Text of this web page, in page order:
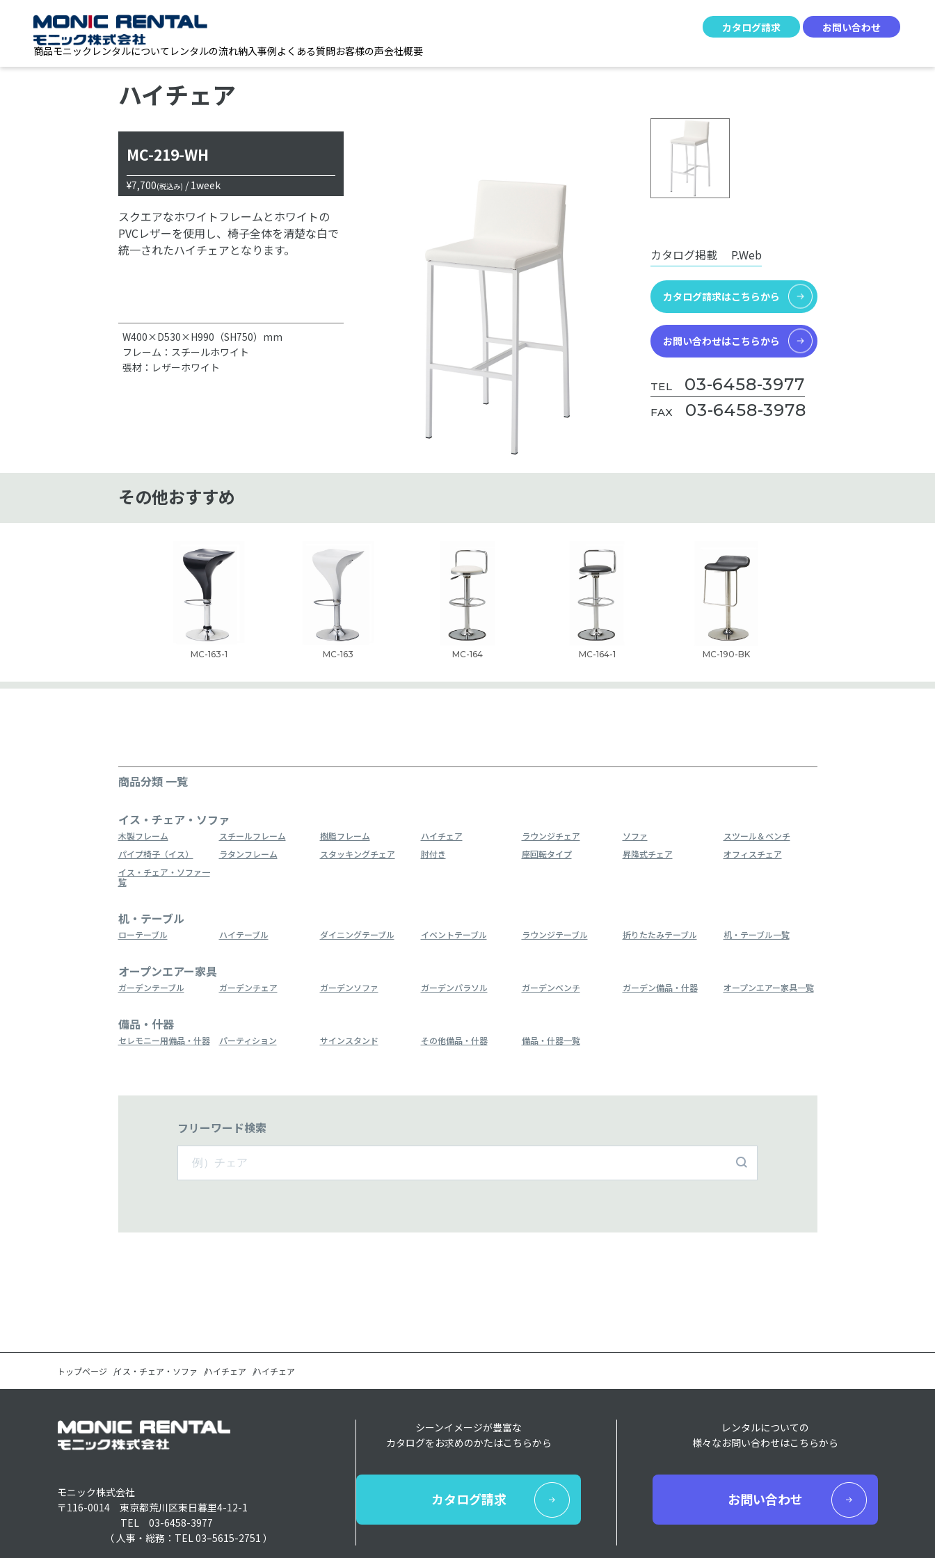
カタログ請求
お問い合わせ
商品モニックレンタルについて レンタルの流れ納入事例よくある質問お客様の声会社概要
ハイチェア
MC-219-WH
¥7,700(税込み) / 1week
スクエアなホワイトフレームとホワイトの
PVCレザーを使用し、椅子全体を清楚な白で
統一されたハイチェアとなります。
W400×D530×H990（SH750）mm
フレーム：スチールホワイト
張材：レザーホワイト
カタログ掲載 P.Web
カタログ請求はこちらから
お問い合わせはこちらから
TEL 03-6458-3977
FAX 03-6458-3978
その他おすすめ
MC-163-1 MC-163 MC-164 MC-164-1 MC-190-BK
商品分類 一覧
イス・チェア・ソファ
木製フレーム スチールフレーム 樹脂フレーム ハイチェア ラウンジチェア ソファ
スツール＆ベンチ
パイプ椅子（イス）
ラタンフレーム スタッキングチェア 肘付き 座回転タイプ 昇降式チェア
オフィスチェア
イス・チェア・ソファ一
覧
机・テーブル
ローテーブル ハイテーブル ダイニングテーブル イベントテーブル ラウンジテーブル 折りたたみテーブル 机・テーブル一覧
オープンエアー家具
ガーデンテーブル ガーデンチェア ガーデンソファ ガーデンパラソル ガーデンベンチ ガーデン備品・什器 オープンエアー家具一覧
備品・什器
セレモニー用備品・什器 パーティション サインスタンド その他備品・什器 備品・什器一覧
フリーワード検索
トップページ イス・チェア・ソファ ハイチェア ハイチェア
モニック株式会社
〒116-0014 東京都荒川区東日暮里4-12-1
TEL 03-6458-3977
（ 人事・総務：TEL 03–5615-2751 ）
シーンイメージが豊富な
カタログをお求めのかたはこちらから
カタログ請求
レンタルについての
様々なお問い合わせはこちらから
お問い合わせ